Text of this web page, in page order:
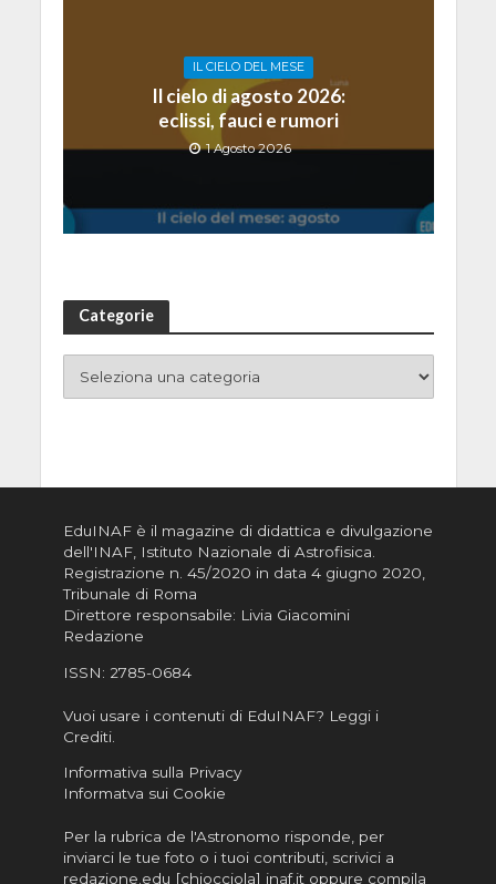
IL CIELO DEL MESE
Il cielo di agosto 2026:
eclissi, fauci e rumori
1 Agosto 2026
Categorie
EduINAF è il magazine di didattica e divulgazione
dell'INAF, Istituto Nazionale di Astrofisica
Registrazione n. 45/2020 in data 4 giugno 2020,
Tribunale di Roma
Direttore responsabile: Livia Giacomini
Redazione
ISSN: 2785-0684
Vuoi usare i contenuti di EduINAF? Leggi i
Crediti.
Informativa sulla Privacy
Informatva sui Cookie
Per la rubrica de l'Astronomo risponde, per
inviarci le tue foto o i tuoi contributi, scrivici a
redazione.edu [chiocciola] inaf.it oppure compila